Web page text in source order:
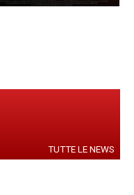
TUTTE LE NEWS